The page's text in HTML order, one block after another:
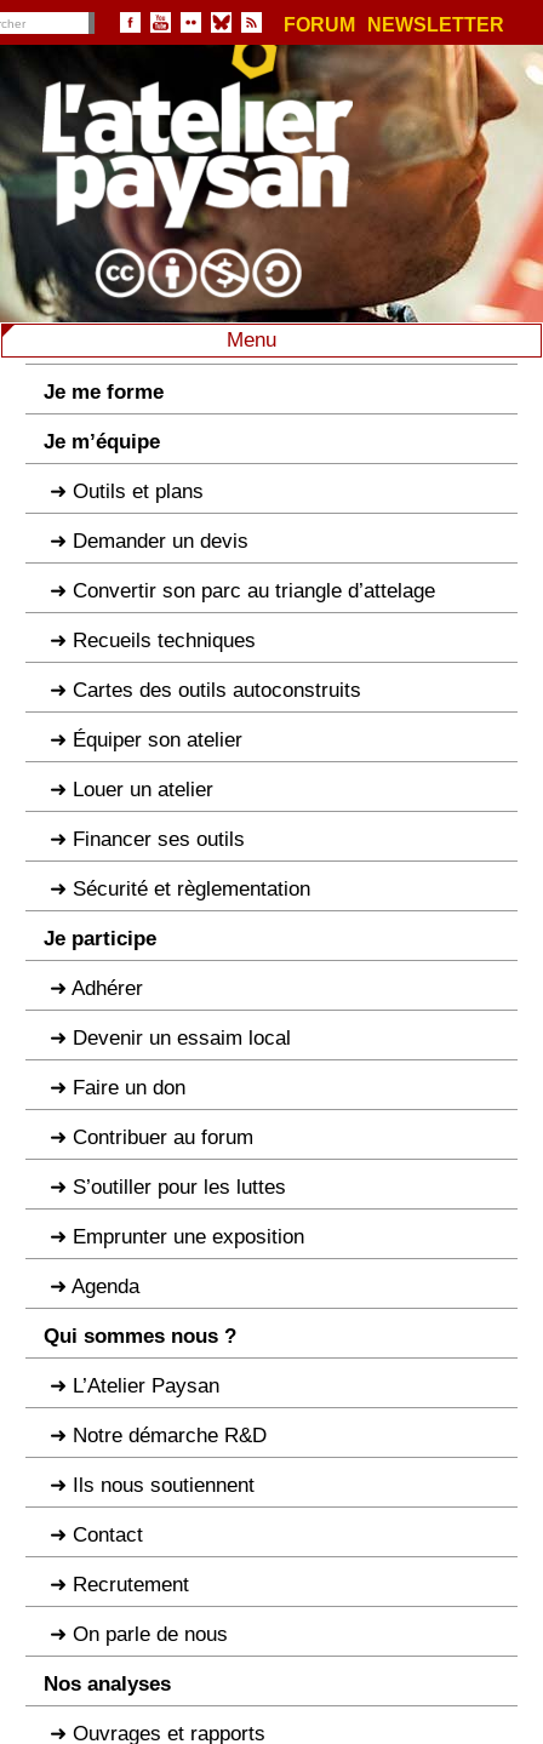
FORUM NEWSLETTER
Menu
Je me forme
Je m’équipe
Outils et plans
Demander un devis
Convertir son parc au triangle d’attelage
Recueils techniques
Cartes des outils autoconstruits
Équiper son atelier
Louer un atelier
Financer ses outils
Sécurité et règlementation
Je participe
Adhérer
Devenir un essaim local
Faire un don
Contribuer au forum
S’outiller pour les luttes
Emprunter une exposition
Agenda
Qui sommes nous ?
L’Atelier Paysan
Notre démarche R&D
Ils nous soutiennent
Contact
Recrutement
On parle de nous
Nos analyses
Ouvrages et rapports